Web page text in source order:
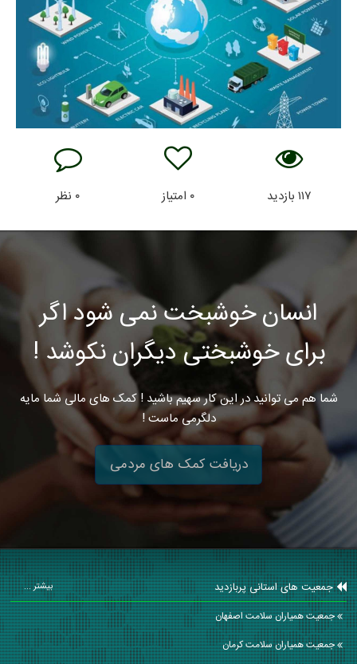
۱۱۷ بازدید ۰ امتیاز ۰ نظر
انسان خوشبخت نمی شود اگر
برای خوشبختی دیگران نکوشد !
شما هم می توانید در این کار سهیم باشید ! کمک های مالی شما مایه
دلگرمی ماست !
دریافت کمک های مردمی
جمعیت های استانی پربازدید بیشتر ...
جمعیت همیاران سلامت اصفهان
جمعیت همیاران سلامت كرمان